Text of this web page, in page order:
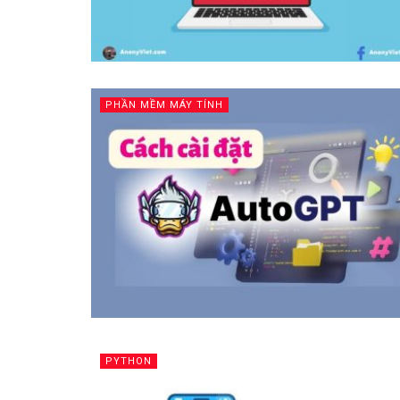
PHẦN MỀM MÁY TÍNH
PYTHON